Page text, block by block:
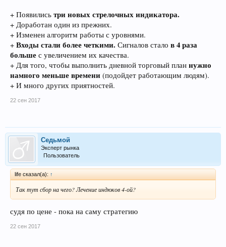
+ Появились три новых стрелочных индикатора.
+ Доработан один из прежних.
+ Изменен алгоритм работы с уровнями.
+ Входы стали более четкими. Сигналов стало в 4 раза
больше с увеличением их качества.
+ Для того, чтобы выполнить дневной торговый план нужно
намного меньше времени (подойдет работающим людям).
+ И много других приятностей.
22 сен 2017
Седьмой
Эксперт рынка
Пользователь
life сказал(а): ↑
Так тут сбор на чего? Лечение индюков 4-ой?
судя по цене - пока на саму стратегию
22 сен 2017